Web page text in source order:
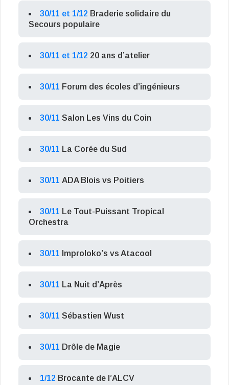
30/11 et 1/12 Braderie solidaire du
Secours populaire
30/11 et 1/12 20 ans d’atelier
30/11 Forum des écoles d’ingénieurs
30/11 Salon Les Vins du Coin
30/11 La Corée du Sud
30/11 ADA Blois vs Poitiers
30/11 Le Tout-Puissant Tropical
Orchestra
30/11 Improloko’s vs Atacool
30/11 La Nuit d’Après
30/11 Sébastien Wust
30/11 Drôle de Magie
1/12 Brocante de l’ALCV